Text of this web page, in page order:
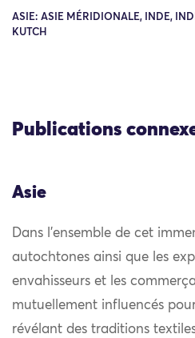
ASIE: ASIE MÉRIDIONALE, INDE,
KUTCH
Publications
Asie
Dans l’ensemble de cet
autochtones ainsi que les
envahisseurs et les
mutuellement influencés
révélant des traditions